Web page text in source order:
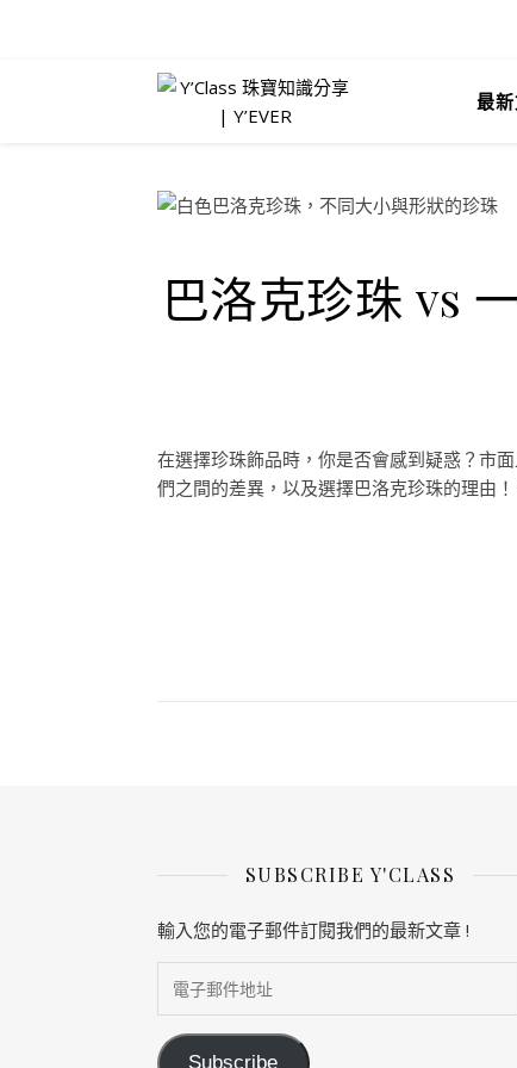
最
巴洛克珍珠 vs
在選擇珍珠飾品時，你是否會感到疑惑？市
們之間的差異，以及選擇巴洛克珍珠的理由
SUBSCRIBE Y'CLASS
輸入您的電子郵件訂閱我們的最新文章 !
電子郵件地址
Subscribe